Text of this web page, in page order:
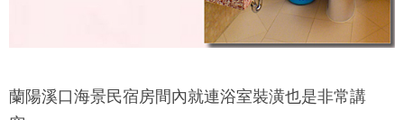
蘭陽溪口海景民宿房間內就連浴室裝潢也是非常講